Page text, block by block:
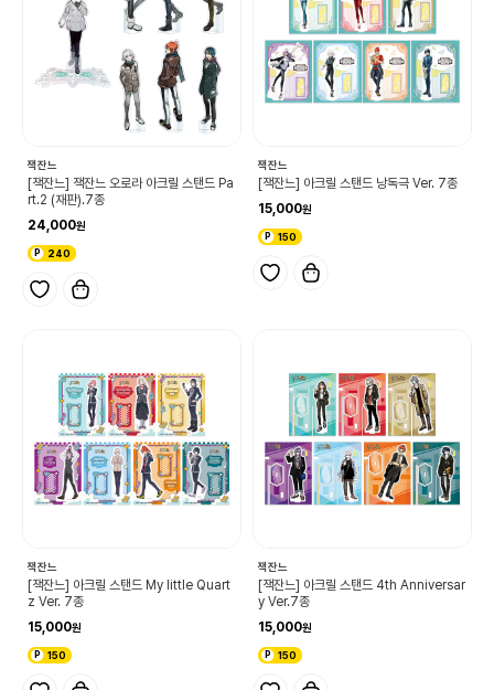
잭잔느
[잭잔느] 잭잔느 오로라 아크릴 스탠드 Pa
rt.2 (재판).7종
24,000
240
잭잔느
[잭잔느] 아크릴 스탠드 낭독극 Ver. 7종
15,000
150
잭잔느
[잭잔느] 아크릴 스탠드 My little Quart
z Ver. 7종
15,000
150
잭잔느
[잭잔느] 아크릴 스탠드 4th Anniversar
y Ver.7종
15,000
150